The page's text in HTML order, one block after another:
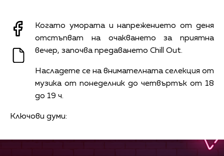
Когато умората и напрежението от деня
отстъпват на очакването за приятна
вечер, започва предаването Chill Out.
Насладете се на внимателната селекция от
музика от понеделник до четвъртък от 18
до 19 ч.
Ключови думи: